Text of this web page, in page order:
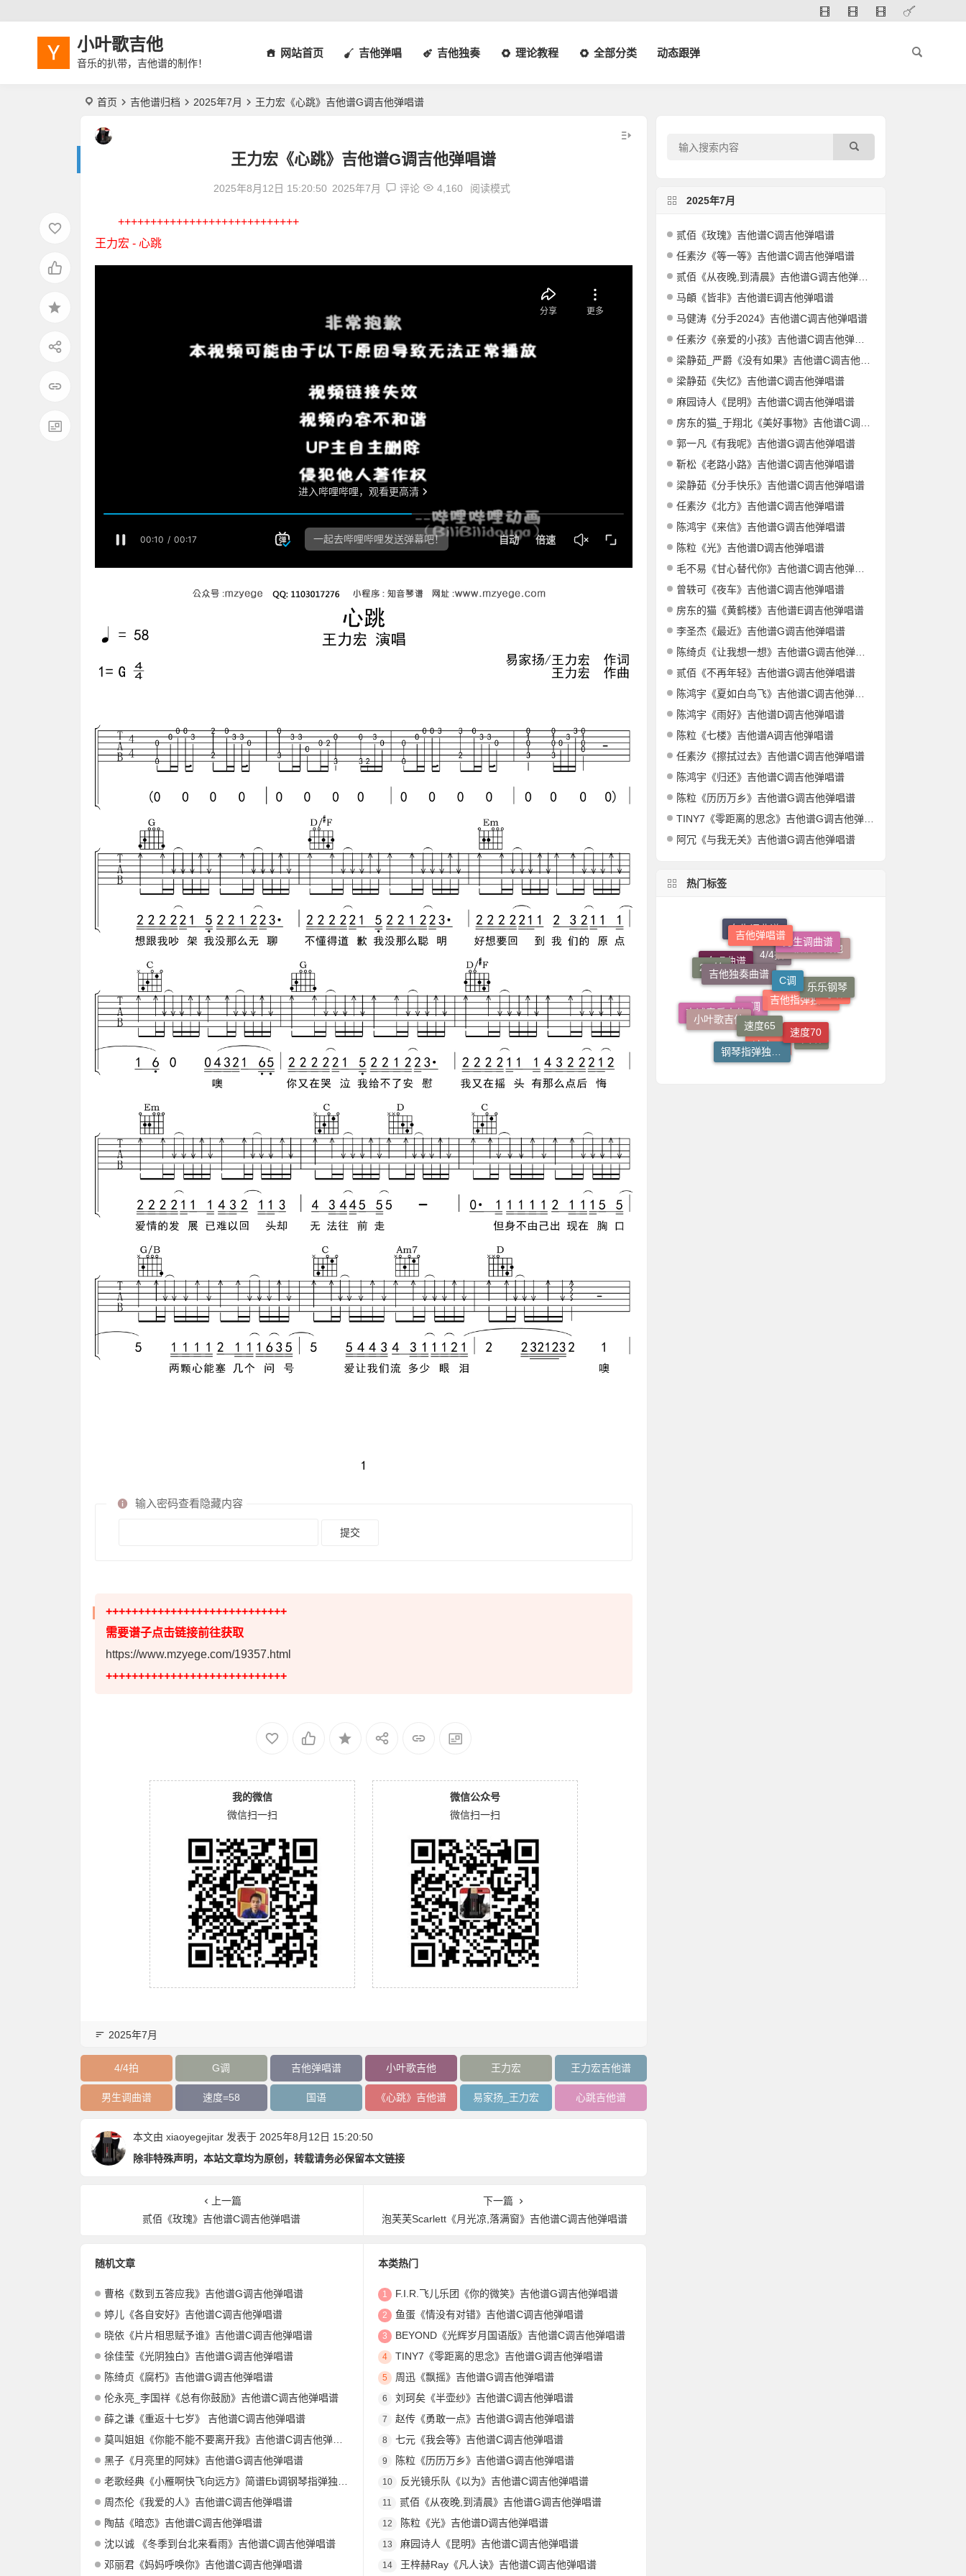
小叶歌吉他
音乐的扒带，吉他谱的制作！
网站首页 吉他弹唱 吉他独奏 理论教程 全部分类 动态跟弹
首页 吉他谱归档 2025年7月 王力宏《心跳》吉他谱G调吉他弹唱谱
王力宏《心跳》吉他谱G调吉他弹唱谱
2025年8月12日 15:20:50 2025年7月 评论 4,160 阅读模式
++++++++++++++++++++++++++++
王力宏 - 心跳
输入密码查看隐藏内容
++++++++++++++++++++++++++++
需要谱子点击链接前往获取
https://www.mzyege.com/19357.html
++++++++++++++++++++++++++++
我的微信
微信扫一扫
微信公众号
微信扫一扫
2025年7月
4/4拍 G调 吉他弹唱谱 小叶歌吉他 王力宏 王力宏吉他谱
男生调曲谱 速度=58 国语 《心跳》吉他谱 易家扬_王力宏 心跳吉他谱
本文由 xiaoyegejitar 发表于 2025年8月12日 15:20:50
除非特殊声明，本站文章均为原创，转载请务必保留本文链接
上一篇
贰佰《玫瑰》吉他谱C调吉他弹唱谱
下一篇
泡芙芙Scarlett《月光凉,落满窗》吉他谱C调吉他弹唱谱
随机文章
曹格《数到五答应我》吉他谱G调吉他弹唱谱
婷儿《各自安好》吉他谱C调吉他弹唱谱
晓依《片片相思赋予谁》吉他谱C调吉他弹唱谱
徐佳莹《光阴独白》吉他谱G调吉他弹唱谱
陈绮贞《腐朽》吉他谱G调吉他弹唱谱
伦永亮_李国祥《总有你鼓励》吉他谱C调吉他弹唱谱
薛之谦《重返十七岁》 吉他谱C调吉他弹唱谱
莫叫姐姐《你能不能不要离开我》吉他谱C调吉他弹唱谱
黑子《月亮里的阿妹》吉他谱G调吉他弹唱谱
老歌经典《小雁啊快飞向远方》简谱Eb调钢琴指弹独奏谱
周杰伦《我爱的人》吉他谱C调吉他弹唱谱
陶喆《暗恋》吉他谱C调吉他弹唱谱
沈以诚 《冬季到台北来看雨》吉他谱C调吉他弹唱谱
邓丽君《妈妈呼唤你》吉他谱C调吉他弹唱谱
本类热门
1 F.I.R.飞儿乐团《你的微笑》吉他谱G调吉他弹唱谱
2 鱼蛋《情没有对错》吉他谱C调吉他弹唱谱
3 BEYOND《光辉岁月国语版》吉他谱C调吉他弹唱谱
4 TINY7《零距离的思念》吉他谱G调吉他弹唱谱
5 周迅《飘摇》吉他谱G调吉他弹唱谱
6 刘珂矣《半壶纱》吉他谱C调吉他弹唱谱
7 赵传《勇敢一点》吉他谱G调吉他弹唱谱
8 七元《我会等》吉他谱C调吉他弹唱谱
9 陈粒《历历万乡》吉他谱G调吉他弹唱谱
10 反光镜乐队《以为》吉他谱C调吉他弹唱谱
11 贰佰《从夜晚,到清晨》吉他谱G调吉他弹唱谱
12 陈粒《光》吉他谱D调吉他弹唱谱
13 麻园诗人《昆明》吉他谱C调吉他弹唱谱
14 王梓赫Ray《凡人诀》吉他谱C调吉他弹唱谱
2025年7月
贰佰《玫瑰》吉他谱C调吉他弹唱谱
任素汐《等一等》吉他谱C调吉他弹唱谱
贰佰《从夜晚,到清晨》吉他谱G调吉他弹唱谱
马頔《皆非》吉他谱E调吉他弹唱谱
马健涛《分手2024》吉他谱C调吉他弹唱谱
任素汐《亲爱的小孩》吉他谱C调吉他弹唱谱
梁静茹_严爵《没有如果》吉他谱C调吉他弹唱谱
梁静茹《失忆》吉他谱C调吉他弹唱谱
麻园诗人《昆明》吉他谱C调吉他弹唱谱
房东的猫_于翔北《美好事物》吉他谱C调吉他弹唱谱
郭一凡《有我呢》吉他谱G调吉他弹唱谱
靳松《老路小路》吉他谱C调吉他弹唱谱
梁静茹《分手快乐》吉他谱C调吉他弹唱谱
任素汐《北方》吉他谱C调吉他弹唱谱
陈鸿宇《来信》吉他谱G调吉他弹唱谱
陈粒《光》吉他谱D调吉他弹唱谱
毛不易《甘心替代你》吉他谱C调吉他弹唱谱
曾轶可《夜车》吉他谱C调吉他弹唱谱
房东的猫《黄鹤楼》吉他谱E调吉他弹唱谱
李圣杰《最近》吉他谱G调吉他弹唱谱
陈绮贞《让我想一想》吉他谱G调吉他弹唱谱
贰佰《不再年轻》吉他谱G调吉他弹唱谱
陈鸿宇《夏如白鸟飞》吉他谱C调吉他弹唱谱
陈鸿宇《雨好》吉他谱D调吉他弹唱谱
陈粒《七楼》吉他谱A调吉他弹唱谱
任素汐《擦拭过去》吉他谱C调吉他弹唱谱
陈鸿宇《归还》吉他谱C调吉他弹唱谱
陈粒《历历万乡》吉他谱G调吉他弹唱谱
TINY7《零距离的思念》吉他谱G调吉他弹唱谱
阿冗《与我无关》吉他谱G调吉他弹唱谱
热门标签
钢琴指弹独奏谱
速度80
国语
速度70
速度65
小叶歌吉他
志诚音乐吉他
G调
吉他指弹独奏谱
粤语
C调
吉他独奏曲谱
2/4拍
合唱曲谱
4/4拍
一根稻草吉他
男生调曲谱
吉他弹唱谱
女生调曲谱